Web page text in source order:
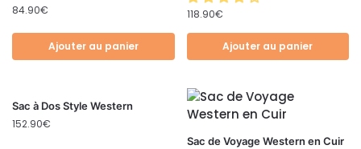
84.90€
Ajouter au panier
118.90€
Ajouter au panier
Sac à Dos Style Western
152.90€
Sac de Voyage Western en Cuir